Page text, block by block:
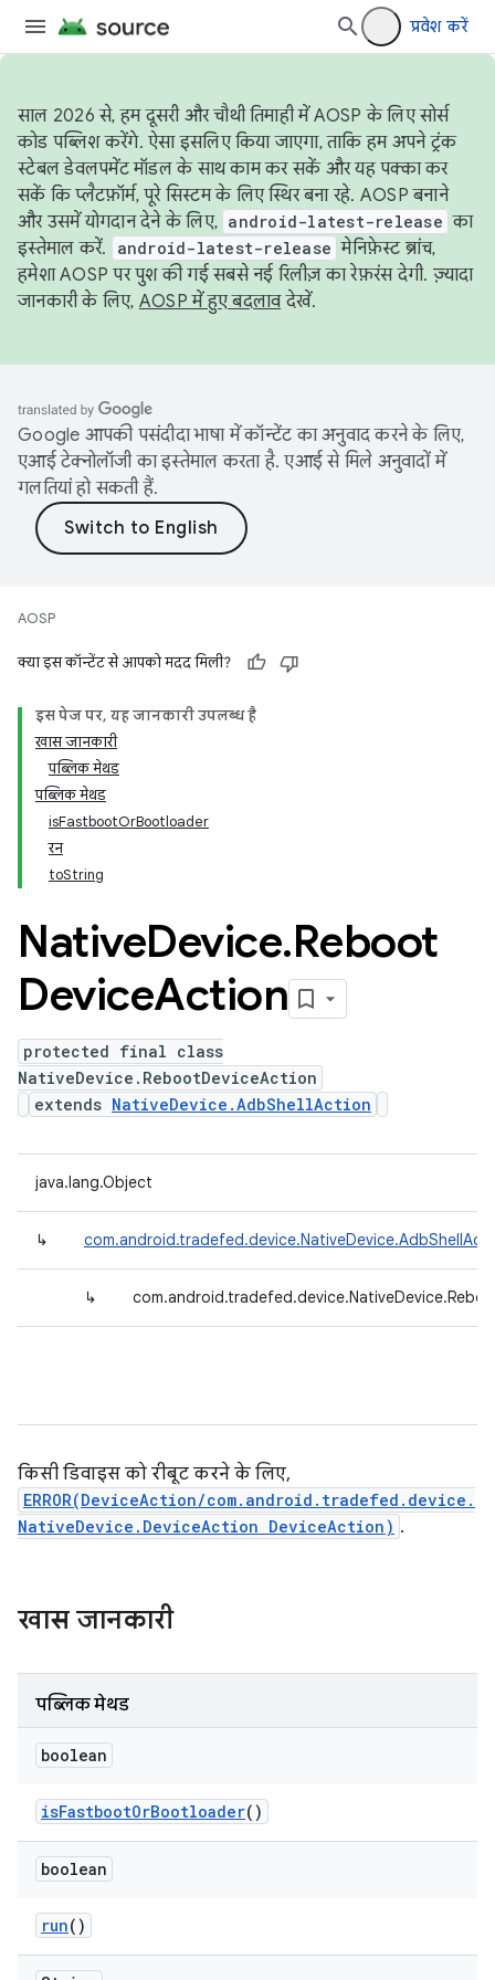
प्रवेश करें
साल 2026 से, हम दूसरी और चौथी तिमाही में AOSP के लिए सोर्स
कोड पब्लिश करेंगे. ऐसा इसलिए किया जाएगा, ताकि हम अपने ट्रंक
स्टेबल डेवलपमेंट मॉडल के साथ काम कर सकें और यह पक्का कर
सकें कि प्लैटफ़ॉर्म, पूरे सिस्टम के लिए स्थिर बना रहे. AOSP बनाने
और उसमें योगदान देने के लिए, android-latest-release का
इस्तेमाल करें.
android-latest-release मेनिफ़ेस्ट ब्रांच,
हमेशा AOSP पर पुश की गई सबसे नई रिलीज़ का रेफ़रंस देगी. ज़्यादा
जानकारी के लिए, AOSP में हुए बदलावदेखें.
Google आपकी पसंदीदा भाषा में कॉन्टेंट का अनुवाद करने के लिए,
एआई टेक्नोलॉजी का इस्तेमाल करता है. एआई से मिले अनुवादों में
गलतियां हो सकती हैं.
AOSP
क्या इस कॉन्टेंट से आपको मदद मिली?
इस पेज पर, यह जानकारी उपलब्ध है
खास जानकारी
पब्लिक मेथड
पब्लिक मेथड
isFastbootOrBootloader
रन
toString
NativeDevice.Reboot
DeviceAction
protected final class
NativeDevice.RebootDeviceAction
extends NativeDevice.AdbShellAction
java.lang.Object
↳
↳
किसी डिवाइस को रीबूट करने के लिए,
ERROR(DeviceAction/com.android.tradefed.device.
NativeDevice.DeviceAction DeviceAction) .
खास जानकारी
पब्लिक मेथड
boolean
isFastbootOrBootloader()
boolean
run()